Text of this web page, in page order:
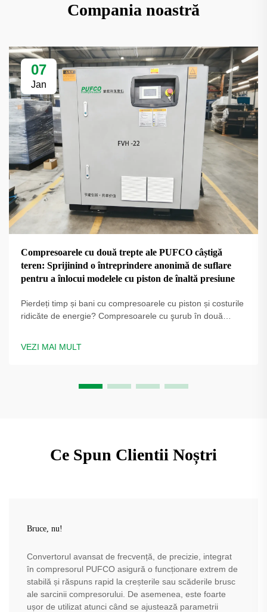
Compania noastră
07
Jan
Compresoarele cu două trepte ale PUFCO câștigă
teren: Sprijinind o întreprindere anonimă de suflare
pentru a înlocui modelele cu piston de înaltă presiune
Pierdeți timp și bani cu compresoarele cu piston și costurile
ridicăte de energie? Compresoarele cu şurub în două
solicitați o evaluare a soluției.
VEZI MAI MULT
Ce Spun Clientii Noștri
Bruce, nu!
Convertorul avansat de frecvență, de precizie, integrat
în compresorul PUFCO asigură o funcționare extrem de
stabilă și răspuns rapid la creșterile sau scăderile brusc
ale sarcinii compresorului. De asemenea, este foarte
ușor de utilizat atunci când se ajustează parametrii